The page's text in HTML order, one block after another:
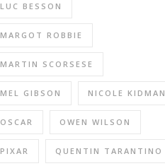
LUC BESSON
MARGOT ROBBIE
MARTIN SCORSESE
MEL GIBSON NICOLE KIDMAN
OSCAR OWEN WILSON
PIXAR QUENTIN TARANTINO